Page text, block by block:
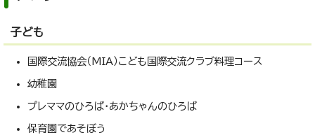
子ども
国際交流協会（MIA）こども国際交流クラブ料理コース
幼稚園
プレママのひろば・あかちゃんのひろば
保育園であそぼう